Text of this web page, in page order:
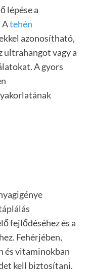
lépése a
Atehén
azonosítható,
ultrahangot vagy a
A gyors
fejlődéséhez és a
Fehérjében,
és vitaminokban
kell biztosítani.